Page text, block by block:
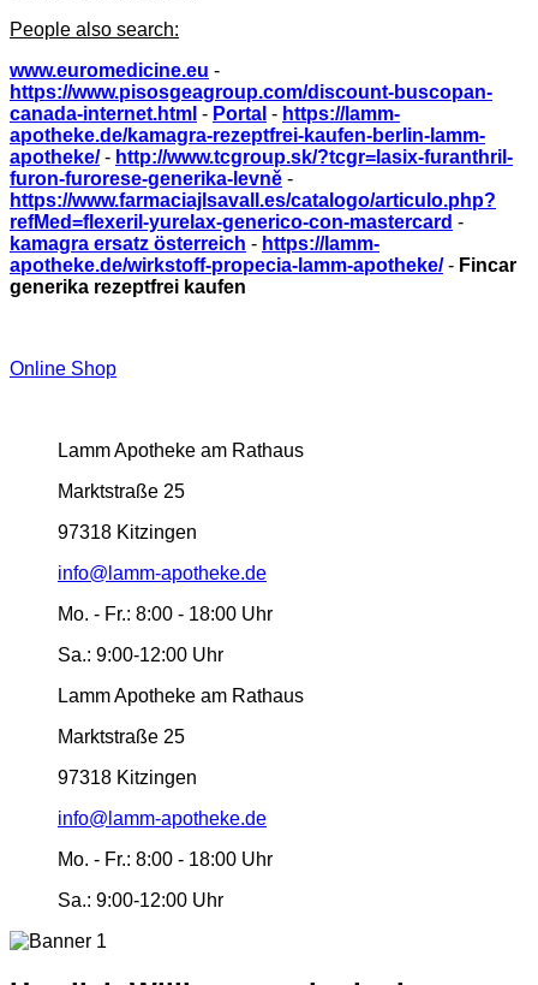
People also search:
www.euromedicine.eu -
https://www.pisosgeagroup.com/discount-buscopan-
canada-internet.html - Portal - https://lamm-
apotheke.de/kamagra-rezeptfrei-kaufen-berlin-lamm-
apotheke/- http://www.tcgroup.sk/?tcgr=lasix-furanthril-
furon-furorese-generika-levně -
https://www.farmaciajlsavall.es/catalogo/articulo.php?
refMed=flexeril-yurelax-generico-con-mastercard -
kamagra ersatz österreich - https://lamm-
apotheke.de/wirkstoff-propecia-lamm-apotheke/- Fincar
generika rezeptfrei kaufen
Online Shop
Lamm Apotheke am Rathaus
Marktstraße 25
97318 Kitzingen
info@lamm-apotheke.de
Mo. - Fr.: 8:00 - 18:00 Uhr
Sa.: 9:00-12:00 Uhr
Lamm Apotheke am Rathaus
Marktstraße 25
97318 Kitzingen
info@lamm-apotheke.de
Mo. - Fr.: 8:00 - 18:00 Uhr
Sa.: 9:00-12:00 Uhr